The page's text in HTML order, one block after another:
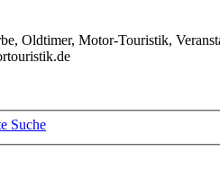
Oldtimer, Motor-Touristik,
Suche